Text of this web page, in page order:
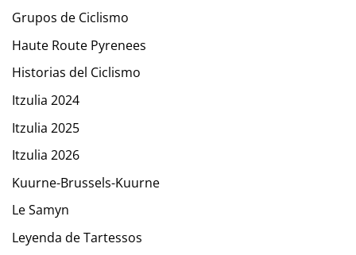
Grupos de Ciclismo
Haute Route Pyrenees
Historias del Ciclismo
Itzulia 2024
Itzulia 2025
Itzulia 2026
Kuurne-Brussels-Kuurne
Le Samyn
Leyenda de Tartessos